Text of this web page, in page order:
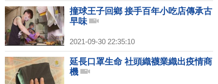
撞球王子回鄉 接手百年小吃店傳承古
早味
2021-09-30 22:35:10
延長口罩生命 社頭織襪業織出疫情商
機